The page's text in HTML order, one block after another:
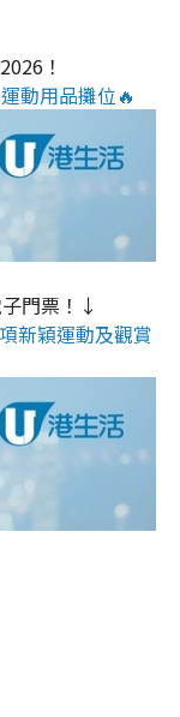
！
動用品攤位🔥
門票！↓
新穎運動及觀賞